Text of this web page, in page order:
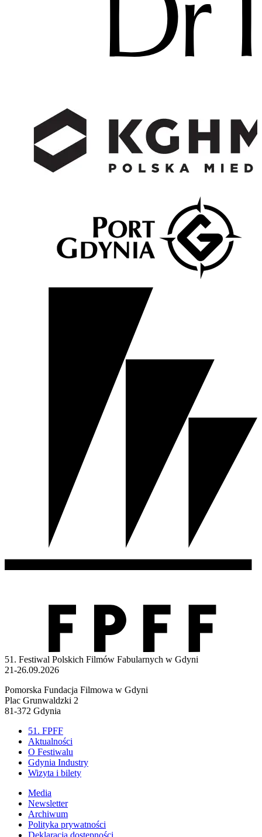
51. Festiwal Polskich Filmów Fabularnych w Gdyni
21-26.09.2026
Pomorska Fundacja Filmowa w Gdyni
Plac Grunwaldzki 2
81-372 Gdynia
51. FPFF
Aktualności
O Festiwalu
Gdynia Industry
Wizyta i bilety
Media
Newsletter
Archiwum
Polityka prywatności
Deklaracja dostępności